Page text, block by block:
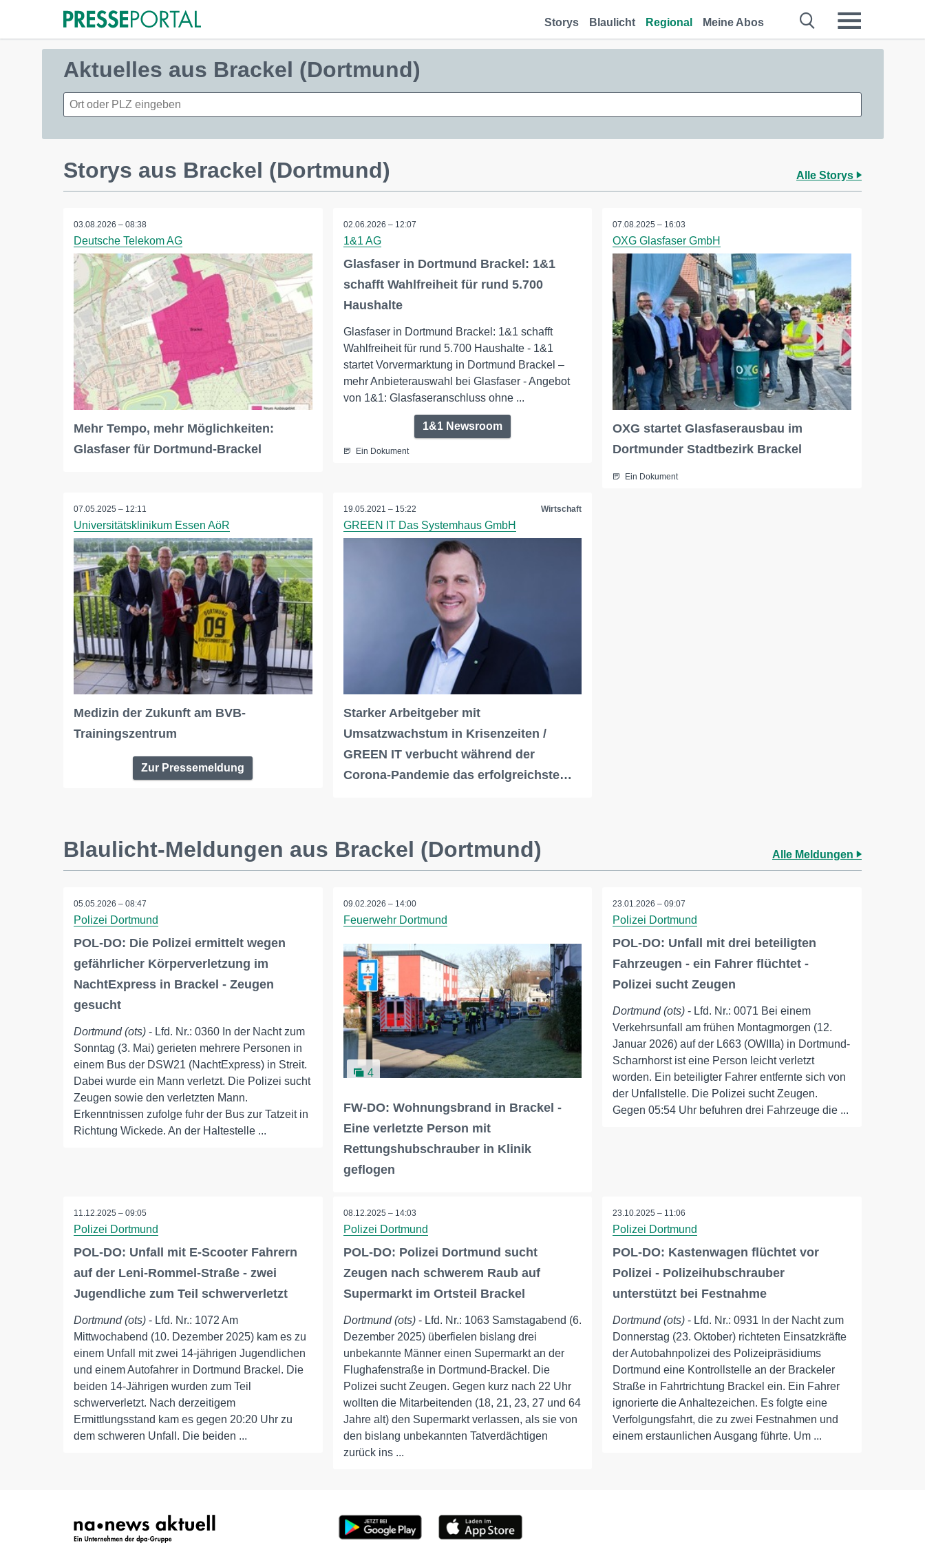
Storys Blaulicht Regional Meine Abos
Aktuelles aus Brackel (Dortmund)
Storys aus Brackel (Dortmund) Alle Storys
03.08.2026 – 08:38
Deutsche Telekom AG
Mehr Tempo, mehr Möglichkeiten:
Glasfaser für Dortmund-Brackel
02.06.2026 – 12:07
1&1 AG
Glasfaser in Dortmund Brackel: 1&1
schafft Wahlfreiheit für rund 5.700
Haushalte
Glasfaser in Dortmund Brackel: 1&1 schafft
Wahlfreiheit für rund 5.700 Haushalte - 1&1
startet Vorvermarktung in Dortmund Brackel –
mehr Anbieterauswahl bei Glasfaser - Angebot
von 1&1: Glasfaseranschluss ohne ...
1&1 Newsroom
Ein Dokument
07.08.2025 – 16:03
OXG Glasfaser GmbH
OXG startet Glasfaserausbau im
Dortmunder Stadtbezirk Brackel
Ein Dokument
07.05.2025 – 12:11
Universitätsklinikum Essen AöR
Medizin der Zukunft am BVB-
Trainingszentrum
Zur Pressemeldung
19.05.2021 – 15:22 Wirtschaft
GREEN IT Das Systemhaus GmbH
Starker Arbeitgeber mit
Umsatzwachstum in Krisenzeiten /
GREEN IT verbucht während der
Corona-Pandemie das erfolgreichste…
Blaulicht-Meldungen aus Brackel (Dortmund) Alle Meldungen
05.05.2026 – 08:47
Polizei Dortmund
POL-DO: Die Polizei ermittelt wegen
gefährlicher Körperverletzung im
NachtExpress in Brackel - Zeugen
gesucht
Dortmund (ots) - Lfd. Nr.: 0360 In der Nacht zum
Sonntag (3. Mai) gerieten mehrere Personen in
einem Bus der DSW21 (NachtExpress) in Streit.
Dabei wurde ein Mann verletzt. Die Polizei sucht
Zeugen sowie den verletzten Mann.
Erkenntnissen zufolge fuhr der Bus zur Tatzeit in
Richtung Wickede. An der Haltestelle ...
09.02.2026 – 14:00
Feuerwehr Dortmund
4
FW-DO: Wohnungsbrand in Brackel -
Eine verletzte Person mit
Rettungshubschrauber in Klinik
geflogen
23.01.2026 – 09:07
Polizei Dortmund
POL-DO: Unfall mit drei beteiligten
Fahrzeugen - ein Fahrer flüchtet -
Polizei sucht Zeugen
Dortmund (ots) - Lfd. Nr.: 0071 Bei einem
Verkehrsunfall am frühen Montagmorgen (12.
Januar 2026) auf der L663 (OWIIIa) in Dortmund-
Scharnhorst ist eine Person leicht verletzt
worden. Ein beteiligter Fahrer entfernte sich von
der Unfallstelle. Die Polizei sucht Zeugen.
Gegen 05:54 Uhr befuhren drei Fahrzeuge die ...
11.12.2025 – 09:05
Polizei Dortmund
POL-DO: Unfall mit E-Scooter Fahrern
auf der Leni-Rommel-Straße - zwei
Jugendliche zum Teil schwerverletzt
Dortmund (ots) - Lfd. Nr.: 1072 Am
Mittwochabend (10. Dezember 2025) kam es zu
einem Unfall mit zwei 14-jährigen Jugendlichen
und einem Autofahrer in Dortmund Brackel. Die
beiden 14-Jährigen wurden zum Teil
schwerverletzt. Nach derzeitigem
Ermittlungsstand kam es gegen 20:20 Uhr zu
dem schweren Unfall. Die beiden ...
08.12.2025 – 14:03
Polizei Dortmund
POL-DO: Polizei Dortmund sucht
Zeugen nach schwerem Raub auf
Supermarkt im Ortsteil Brackel
Dortmund (ots)- Lfd. Nr.: 1063 Samstagabend (6.
Dezember 2025) überfielen bislang drei
unbekannte Männer einen Supermarkt an der
Flughafenstraße in Dortmund-Brackel. Die
Polizei sucht Zeugen. Gegen kurz nach 22 Uhr
wollten die Mitarbeitenden (18, 21, 23, 27 und 64
Jahre alt) den Supermarkt verlassen, als sie von
den bislang unbekannten Tatverdächtigen
zurück ins ...
23.10.2025 – 11:06
Polizei Dortmund
POL-DO: Kastenwagen flüchtet vor
Polizei - Polizeihubschrauber
unterstützt bei Festnahme
Dortmund (ots) - Lfd. Nr.: 0931 In der Nacht zum
Donnerstag (23. Oktober) richteten Einsatzkräfte
der Autobahnpolizei des Polizeipräsidiums
Dortmund eine Kontrollstelle an der Brackeler
Straße in Fahrtrichtung Brackel ein. Ein Fahrer
ignorierte die Anhaltezeichen. Es folgte eine
Verfolgungsfahrt, die zu zwei Festnahmen und
einem erstaunlichen Ausgang führte. Um ...